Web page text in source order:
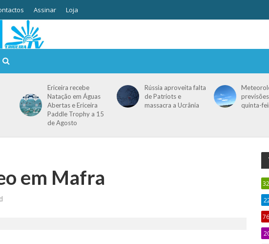
Assinar Loja
Ericeira recebe
Natação em Águas
Abertas e Ericeira
Paddle Trophy a 15
de Agosto
Rússia aproveita falta
de Patriots e
massacra a Ucrânia
quinta-
em Mafra